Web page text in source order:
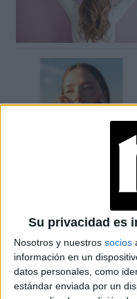
Su privacidad es
Nosotros y nuestros socios
información en un
datos personales, como
estándar enviada por un